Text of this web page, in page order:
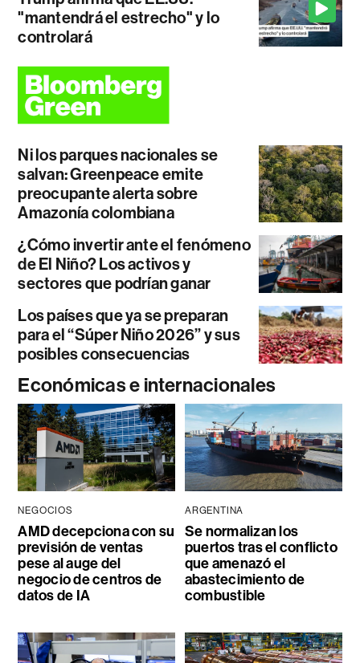
"mantendrá el estrecho" y lo
controlará
Ni los parques nacionales se
salvan: Greenpeace emite
preocupante alerta sobre
Amazonía colombiana
¿Cómo invertir ante el fenómeno
de El Niño? Los activos y
sectores que podrían ganar
Los países que ya se preparan
para el “Súper Niño 2026” y sus
posibles consecuencias
Económicas e internacionales
NEGOCIOS
AMD decepciona con su
previsión de ventas
pese al auge del
negocio de centros de
datos de IA
ARGENTINA
Se normalizan los
puertos tras el conflicto
que amenazó el
abastecimiento de
combustible